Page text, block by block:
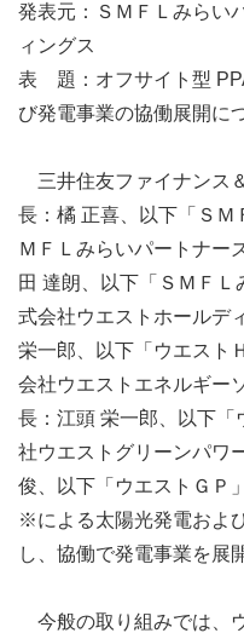
発表元：ＳＭＦＬみらい
ィングス
表 題：オフサイト型
び発電事業の協働展開に
三井住友ファイナンス
⾧：橘 正喜、以下「ＳＭ
ＭＦＬみらいパートナー
田 達朗、以下「ＳＭＦ
式会社ウエストホールデ
栄一郎、以下「ウエスト
会社ウエストエネルギー
⾧：江頭 栄一郎、以下「
社ウエストグリーンパワ
俊、以下「ウエストＧＰ
※による太陽光発電およ
し、協働で発電事業を展
今般の取り組みでは、